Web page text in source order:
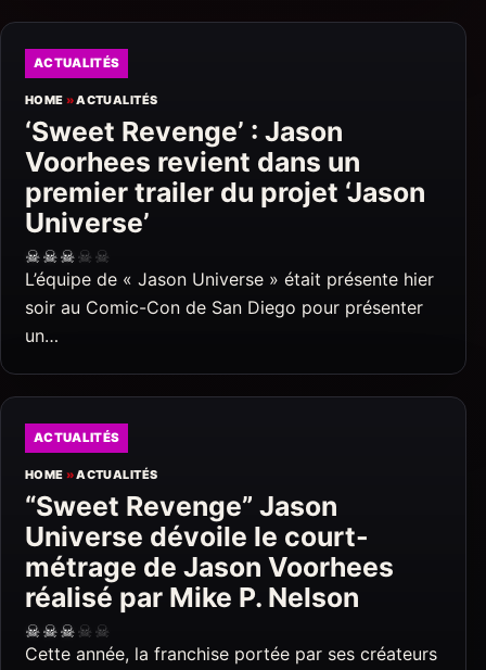
ACTUALITÉS
HOME »ACTUALITÉS
‘Sweet Revenge’ : Jason
Voorhees revient dans un
premier trailer du projet ‘Jason
Universe’
☠☠☠☠ ☠
L’équipe de « Jason Universe » était présente hier
soir au Comic-Con de San Diego pour présenter
un…
ACTUALITÉS
HOME »ACTUALITÉS
“Sweet Revenge” Jason
Universe dévoile le court-
métrage de Jason Voorhees
réalisé par Mike P. Nelson
☠☠☠☠ ☠
Cette année, la franchise portée par ses créateurs